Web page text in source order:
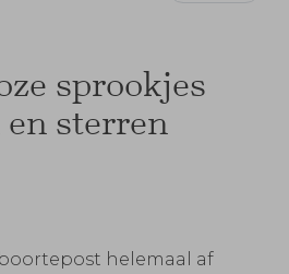
sprookjes
sterren
helemaal af